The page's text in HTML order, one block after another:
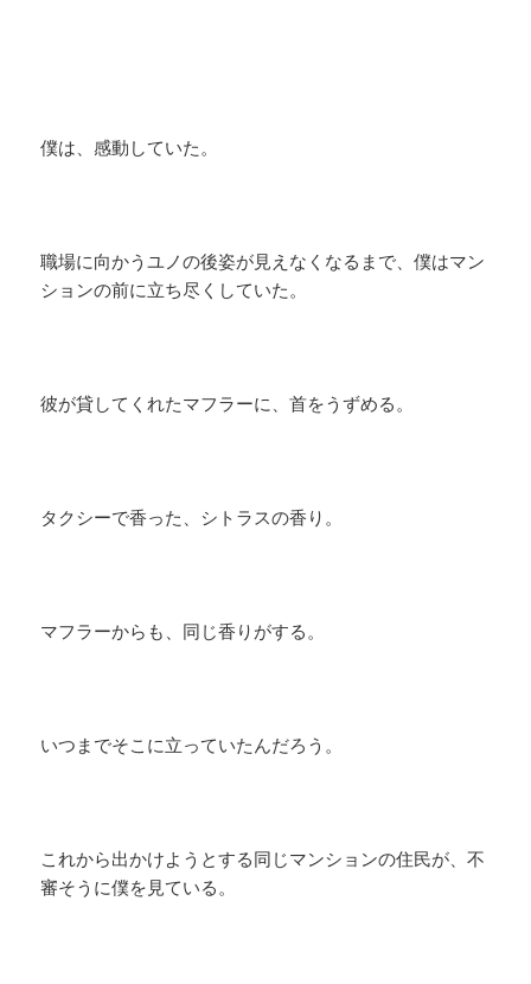
僕は、感動していた。
職場に向かうユノの後姿が見えなくなるまで、僕はマン
ションの前に立ち尽くしていた。
彼が貸してくれたマフラーに、首をうずめる。
タクシーで香った、シトラスの香り。
マフラーからも、同じ香りがする。
いつまでそこに立っていたんだろう。
これから出かけようとする同じマンションの住民が、不
審そうに僕を見ている。